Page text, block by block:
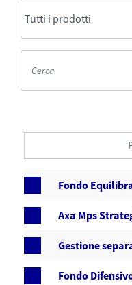
Fondo
Axa Mps
Gestione
Fondo